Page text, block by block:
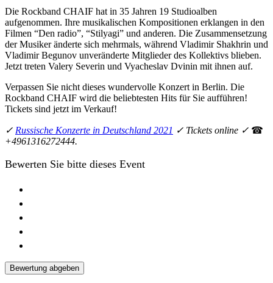
Die Rockband CHAIF hat in 35 Jahren 19 Studioalben
aufgenommen. Ihre musikalischen Kompositionen erklangen in den
Filmen “Den radio”, “Stilyagi” und anderen. Die Zusammensetzung
der Musiker änderte sich mehrmals, während Vladimir Shakhrin und
Vladimir Begunov unveränderte Mitglieder des Kollektivs blieben.
Jetzt treten Valery Severin und Vyacheslav Dvinin mit ihnen auf.
Verpassen Sie nicht dieses wundervolle Konzert in Berlin. Die
Rockband CHAIF wird die beliebtesten Hits für Sie aufführen!
Tickets sind jetzt im Verkauf!
✓ Russische Konzerte in Deutschland 2021 ✓ Tickets online ✓ ☎
+4961316272444.
Bewerten Sie bitte dieses Event
Bewertung abgeben